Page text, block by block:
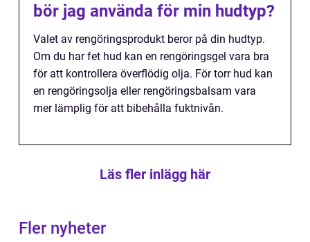
bör jag använda för min hudtyp?
Valet av rengöringsprodukt beror på din hudtyp.
Om du har fet hud kan en rengöringsgel vara bra
för att kontrollera överflödig olja. För torr hud kan
en rengöringsolja eller rengöringsbalsam vara
mer lämplig för att bibehålla fuktnivån.
Läs fler inlägg här
Fler nyheter